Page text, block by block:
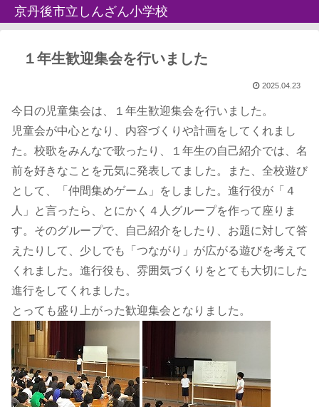
京丹後市立しんざん小学校
１年生歓迎集会を行いました
2025.04.23
今日の児童集会は、１年生歓迎集会を行いました。
児童会が中心となり、内容づくりや計画をしてくれまし
た。校歌をみんなで歌ったり、１年生の自己紹介では、名
前を好きなことを元気に発表してました。また、全校遊び
として、「仲間集めゲーム」をしました。進行役が「４
人」と言ったら、とにかく４人グループを作って座りま
す。そのグループで、自己紹介をしたり、お題に対して答
えたりして、少しでも「つながり」が広がる遊びを考えて
くれました。進行役も、雰囲気づくりをとても大切にした
進行をしてくれました。
とっても盛り上がった歓迎集会となりました。